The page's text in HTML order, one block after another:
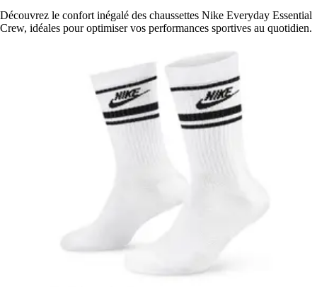
Découvrez le confort inégalé des chaussettes Nike Everyday Essential
Crew, idéales pour optimiser vos performances sportives au quotidien.